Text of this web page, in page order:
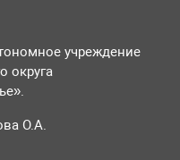
учреждение
округа
О.А.